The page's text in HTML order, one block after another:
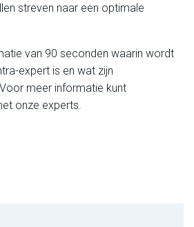
streven naar een optimale
van 90 seconden waarin wordt
expert is en wat zijn
meer informatie kunt
onze experts.